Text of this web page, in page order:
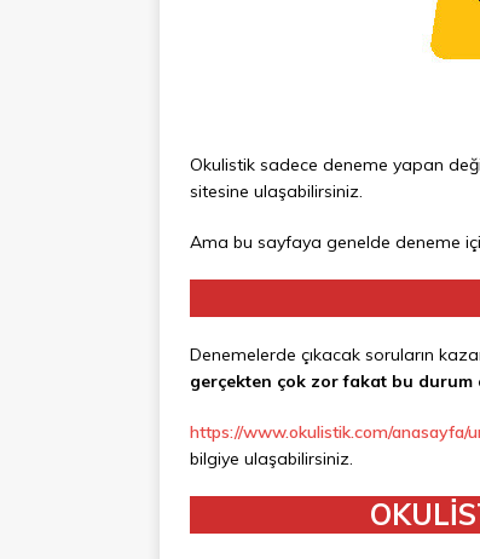
Okulistik sadece deneme yapan
sitesine ulaşabilirsiniz.
Ama bu sayfaya genelde deneme
Denemelerde çıkacak soruların
gerçekten çok zor fakat bu
https://www.okulistik.com/anasayfa/
bilgiye ulaşabilirsiniz.